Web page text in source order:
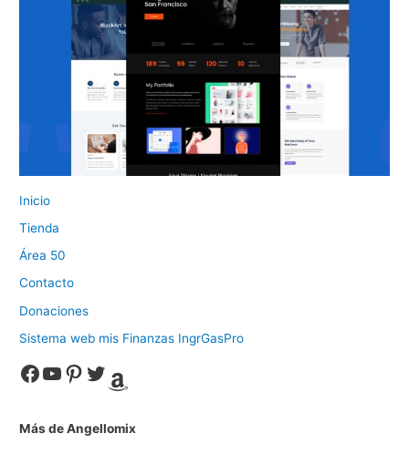
Inicio
Tienda
Área 50
Contacto
Donaciones
Sistema web mis Finanzas IngrGasPro
Facebook YouTube Pinterest Twitter Amazon
Más de Angellomix